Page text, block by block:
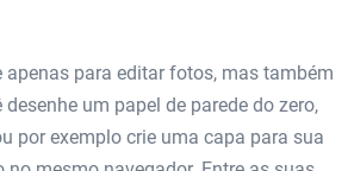
apenas para editar fotos, mas também
um papel de parede do zero,
por exemplo crie uma capa para sua